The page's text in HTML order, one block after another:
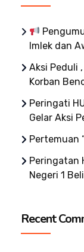
Imlek dan
Aksi Peduli
Korban
Peringati
Gelar Aksi
Pertemuan
Peringatan
Negeri 1
Recent